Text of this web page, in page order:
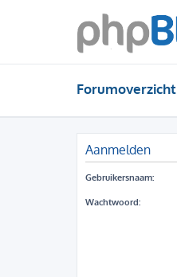
Forumoverzicht
Aanmelden
Gebruikersnaam:
Wachtwoord: